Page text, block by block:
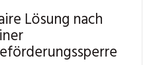
Lösung nach